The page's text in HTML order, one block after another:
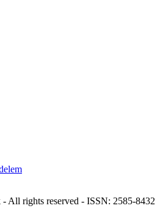
All rights reserved - ISSN: 2585-8432